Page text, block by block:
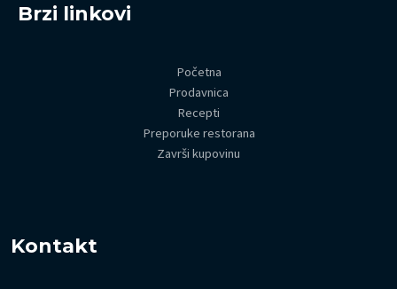
Brzi linkovi
Početna
Prodavnica
Recepti
Preporuke restorana
Završi kupovinu
Kontakt